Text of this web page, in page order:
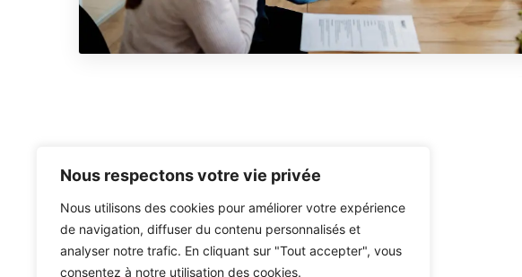
Nous respectons votre vie privée
Nous utilisons des cookies pour améliorer votre expérience
de navigation, diffuser du contenu personnalisés et
analyser notre trafic. En cliquant sur "Tout accepter", vous
consentez à notre utilisation des cookies.
Nous adhérons aux efforts fournis
par les intervenants de l’assurance
afin de donner une nouvelle image